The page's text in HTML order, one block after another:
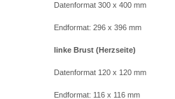
Datenformat 300 x 400 mm
Endformat: 296 x 396 mm
linke Brust (Herzseite)
Datenformat 120 x 120 mm
Endformat: 116 x 116 mm